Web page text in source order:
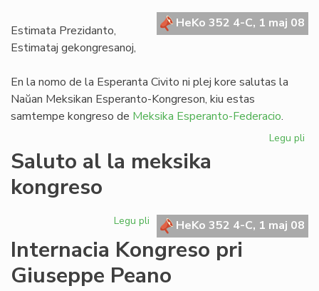
HeKo 352 4-C, 1 maj 08
Estimata Prezidanto,
Estimataj gekongresanoj,
En la nomo de la Esperanta Civito ni plej kore salutas la
Naŭan Meksikan Esperanto-Kongreson, kiu estas
samtempe kongreso de Meksika Esperanto-Federacio.
Legu pli
Saluto al la meksika
kongreso
HeKo 352 4-C, 1 maj 08
Legu pli
Saluto
al
meksika
Internacia Kongreso pri
Giuseppe Peano